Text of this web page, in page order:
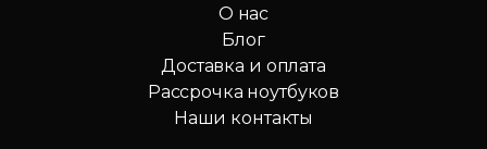
О нас
Блог
Доставка и оплата
Рассрочка ноутбуков
Наши контакты